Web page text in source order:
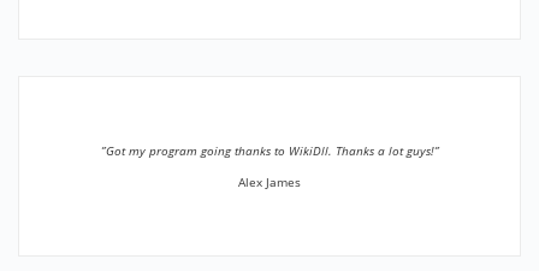
”Got my program going thanks to WikiDll. Thanks a lot guys!”
Alex James